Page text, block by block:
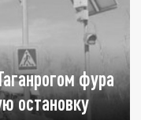
фура
остановку